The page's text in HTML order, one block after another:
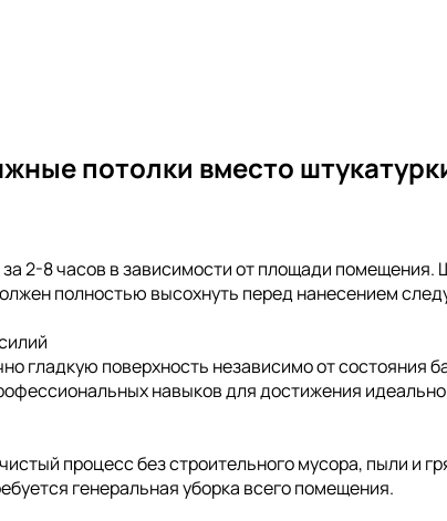
потолки вместо
2-8 часов в зависимости от площади
полностью высохнуть перед нанесением
гладкую поверхность независимо от состояния
навыков для достижения
процесс без строительного мусора, пыли
генеральная уборка всего помещения.